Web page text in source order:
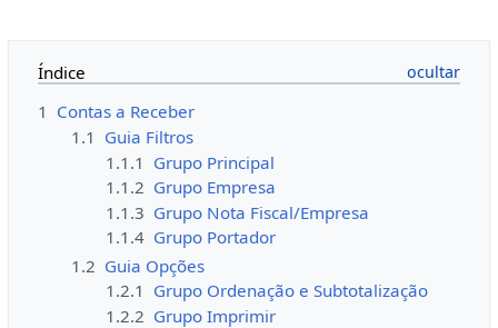
Índice
1 Contas a Receber
1.1 Guia Filtros
1.1.1 Grupo Principal
1.1.2 Grupo Empresa
1.1.3 Grupo Nota Fiscal/Empresa
1.1.4 Grupo Portador
1.2 Guia Opções
1.2.1 Grupo Ordenação e Subtotalização
1.2.2 Grupo Imprimir